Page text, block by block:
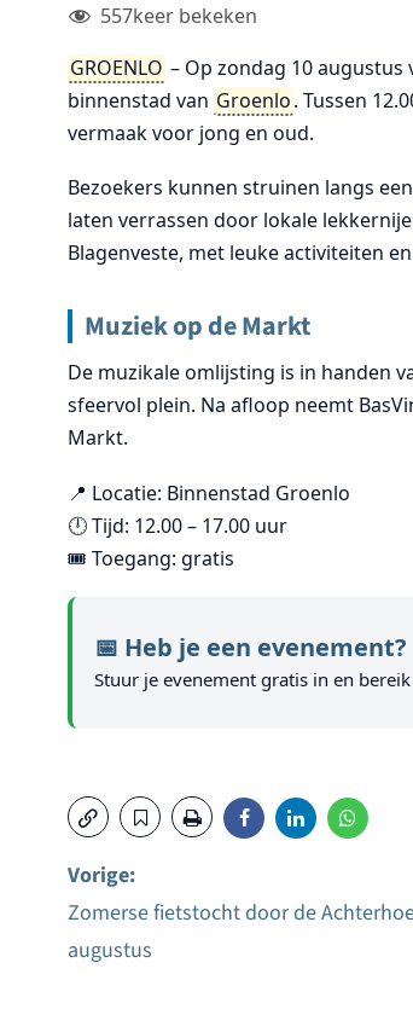
557keer bekeken
GROENLO – Op zondag 10 augustus
binnenstad van Groenlo. Tussen
vermaak voor jong en oud.
Bezoekers kunnen struinen langs
laten verrassen door lokale
Blagenveste, met leuke activiteiten
Muziek op de Markt
De muzikale omlijsting is in handen
sfeervol plein. Na afloop neemt
Markt.
📍 Locatie: Binnenstad Groenlo
🕛 Tijd: 12.00 – 17.00 uur
🎟 Toegang: gratis
📅 Heb je een evenement?
Stuur je evenement gratis in en
Bericht
Vorige:
Zomerse fietstocht door de
augustus